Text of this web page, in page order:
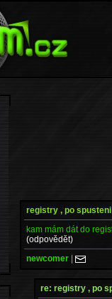
registry , po spusteni
kam mám dát do
(odpovědět)
newcomer |
re: registry , po